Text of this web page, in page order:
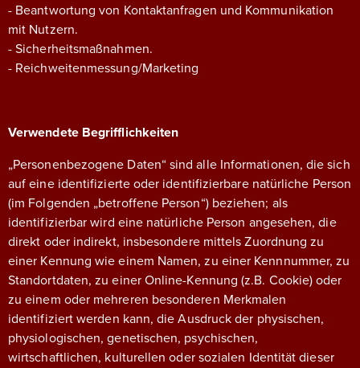
- Beantwortung von Kontaktanfragen und Kommunikation
mit Nutzern.
- Sicherheitsmaßnahmen.
- Reichweitenmessung/Marketing
Verwendete Begrifflichkeiten
„Personenbezogene Daten“ sind alle Informationen, die sich
auf eine identifizierte oder identifizierbare natürliche Person
(im Folgenden „betroffene Person“) beziehen; als
identifizierbar wird eine natürliche Person angesehen, die
direkt oder indirekt, insbesondere mittels Zuordnung zu
einer Kennung wie einem Namen, zu einer Kennnummer, zu
Standortdaten, zu einer Online-Kennung (z.B. Cookie) oder
zu einem oder mehreren besonderen Merkmalen
identifiziert werden kann, die Ausdruck der physischen,
physiologischen, genetischen, psychischen,
wirtschaftlichen, kulturellen oder sozialen Identität dieser